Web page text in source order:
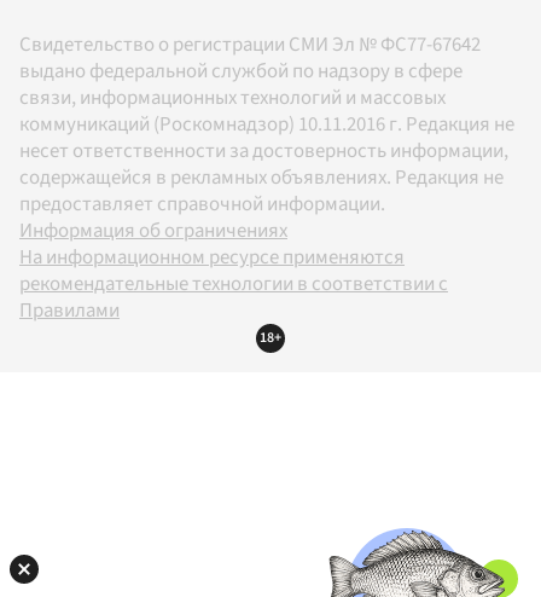
Свидетельство о регистрации СМИ Эл № ФС77-67642
выдано федеральной службой по надзору в сфере
связи, информационных технологий и массовых
коммуникаций (Роскомнадзор) 10.11.2016 г. Редакция не
несет ответственности за достоверность информации,
содержащейся в рекламных объявлениях. Редакция не
предоставляет справочной информации.
Информация об ограничениях
На информационном ресурсе применяются
рекомендательные технологии в соответствии с
Правилами
18+